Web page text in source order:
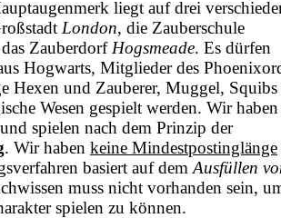
liegt auf drei
London, die Zauberschule
Zauberdorf Hogsmeade. Es dürfen
Hogwarts, Mitglieder des
Hexen und Zauberer, Muggel, Squibs
Wesen gespielt werden. Wir
spielen nach dem Prinzip der
. Wir haben keine Mindestpostinglänge
basiert auf dem Ausfüllen
muss nicht vorhanden sein,
spielen zu können.